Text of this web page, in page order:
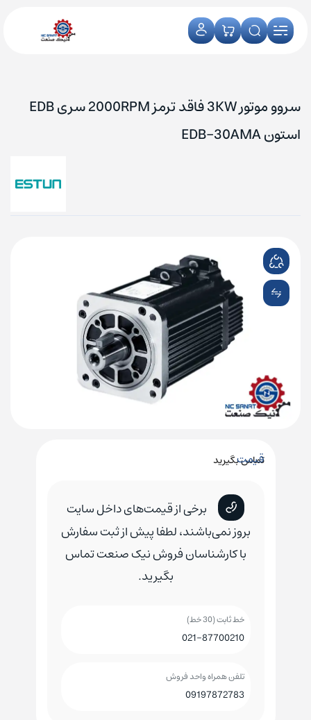
سروو موتور 3KW فاقد ترمز 2000RPM سری EDB
استون EDB-30AMA
قیمت
تماس بگیرید
برخی از قیمت‌های داخل سایت
بروز نمی‌باشند، لطفا پیش از ثبت سفارش
با کارشناسان فروش نیک صنعت تماس
بگیرید.
خط ثابت (30 خط)
021-87700210
تلفن همراه واحد فروش
09197872783